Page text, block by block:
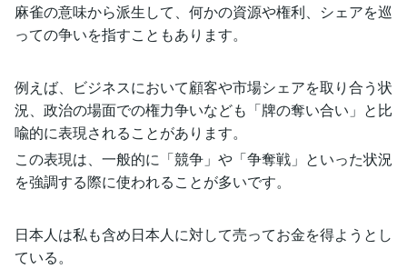
麻雀の意味から派生して、何かの資源や権利、シェアを巡
っての争いを指すこともあります。
例えば、ビジネスにおいて顧客や市場シェアを取り合う状
況、政治の場面での権力争いなども「牌の奪い合い」と比
喩的に表現されることがあります。
この表現は、一般的に「競争」や「争奪戦」といった状況
を強調する際に使われることが多いです。
日本人は私も含め日本人に対して売ってお金を得ようとし
ている。